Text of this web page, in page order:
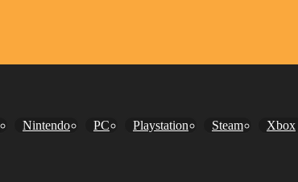
Nintendo PC Playstation Steam Xbox